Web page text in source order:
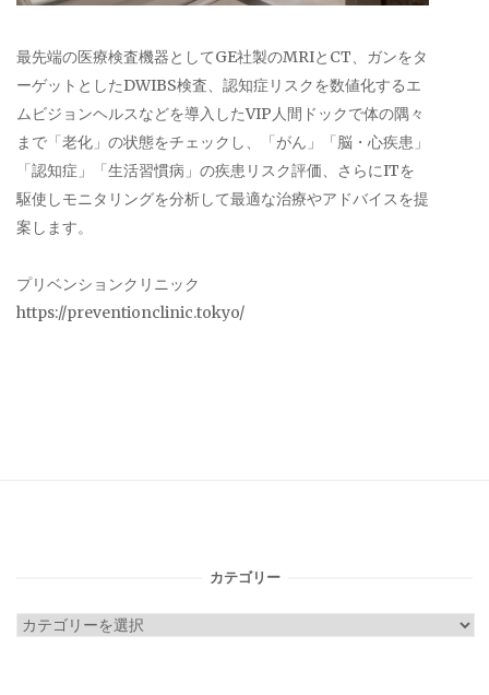
最先端の医療検査機器としてGE社製のMRIとCT、ガンをタ
ーゲットとしたDWIBS検査、認知症リスクを数値化するエ
ムビジョンヘルスなどを導入したVIP人間ドックで体の隅々
まで「老化」の状態をチェックし、「がん」「脳・心疾患」
「認知症」「生活習慣病」の疾患リスク評価、さらにITを
駆使しモニタリングを分析して最適な治療やアドバイスを提
案します。
プリベンションクリニック
https://preventionclinic.tokyo/
カテゴリー
カ